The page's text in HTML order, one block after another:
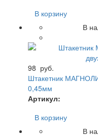
В корзину
В
98 руб.
Штакетник
0,45мм
Артикул:
В корзину
В